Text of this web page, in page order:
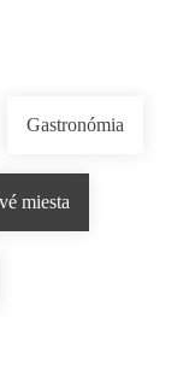
Gastronómia
miesta